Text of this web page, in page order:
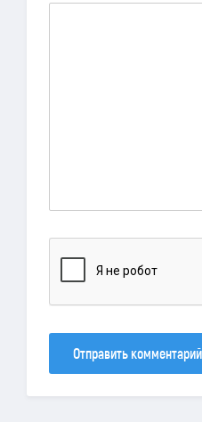
Отправить комментарий